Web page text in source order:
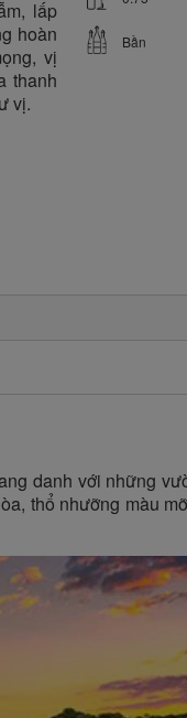
lấp
hoàn
vị
thanh
vị.
Bần
danh với những
thổ nhưỡng màu